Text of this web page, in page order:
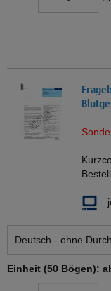
Einheit (50 Bögen):